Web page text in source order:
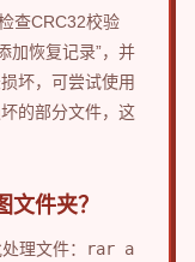
查CRC32校验
加恢复记录”，并
坏，可尝试使用
的部分文件，这
件夹？
理文件：
rar a